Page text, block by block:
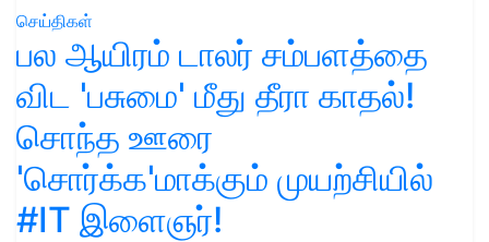
செய்திகள்
பல ஆயிரம் டாலர் சம்பளத்தை
விட 'பசுமை' மீது தீரா காதல்!
சொந்த ஊரை
'சொர்க்க'மாக்கும் முயற்சியில்
#IT இளைஞர்!